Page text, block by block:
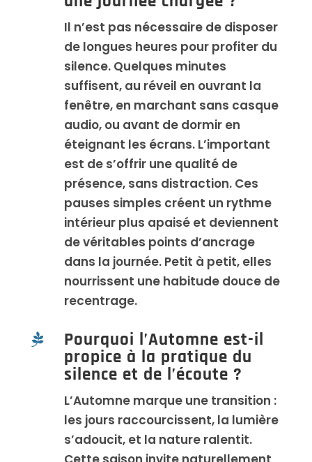
Il n’est pas nécessaire de disposer
de longues heures pour profiter du
silence. Quelques minutes
suffisent, au réveil en ouvrant la
fenêtre, en marchant sans casque
audio, ou avant de dormir en
éteignant les écrans. L’important
est de s’offrir une qualité de
présence, sans distraction. Ces
pauses simples créent un rythme
intérieur plus apaisé et deviennent
de véritables points d’ancrage
dans la journée. Petit à petit, elles
nourrissent une habitude douce de
recentrage.
 Pourquoi l’Automne est-il
propice à la pratique du
silence et de l’écoute ?
L’Automne marque une transition :
les jours raccourcissent, la lumière
s’adoucit, et la nature ralentit.